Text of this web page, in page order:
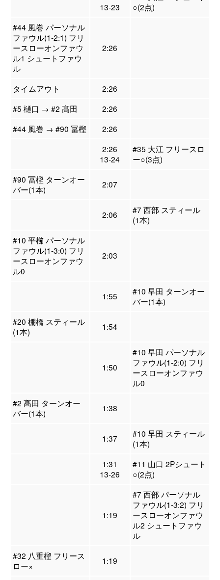
13-23
○(2点)
#44 風巻 パーソナル
ファウル(1-2:1) フリ
ースローオンファウ
ル1 シュートファウ
ル
2:26
タイムアウト
2:26
#5 樋口 → #2 髙田
2:26
#44 風巻 → #90 冨樫
2:26
2:26
13-24
#35 大江 フリースロ
ー○(3点)
#90 冨樫 ターンオー
バー(1本)
2:07
2:06
#7 西部 スティール
(1本)
#10 平櫛 パーソナル
ファウル(1-3:0) フリ
ースローオンファウ
ル0
2:03
1:55
#10 早田 ターンオー
バー(1本)
#20 棚橋 スティール
(1本)
1:54
1:50
#10 早田 パーソナル
ファウル(1-2:0) フリ
ースローオンファウ
ル0
#2 髙田 ターンオー
バー(1本)
1:38
1:37
#10 早田 スティール
(1本)
1:31
13-26
#11 山口 2Pシュート
○(2点)
1:19
#7 西部 パーソナル
ファウル(1-3:2) フリ
ースローオンファウ
ル2 シュートファウ
ル
#32 八重樫 フリース
ロー×
1:19